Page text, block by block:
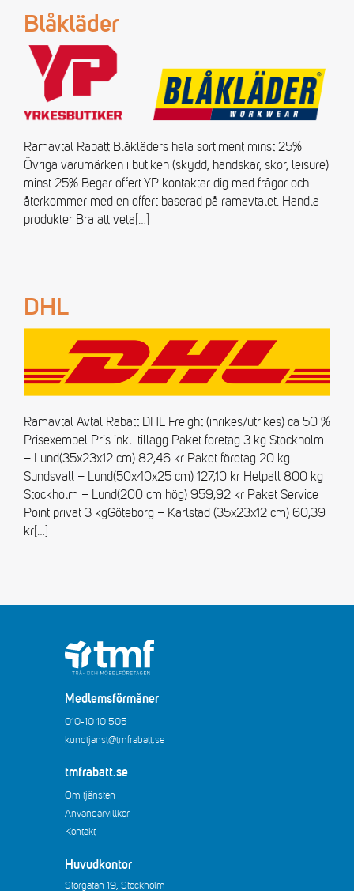
Blåkläder
Ramavtal Rabatt Blåkläders hela sortiment minst 25%
Övriga varumärken i butiken (skydd, handskar, skor, leisure)
minst 25% Begär offert YP kontaktar dig med frågor och
återkommer med en offert baserad på ramavtalet. Handla
produkter Bra att veta […]
DHL
Ramavtal Avtal Rabatt DHL Freight (inrikes/utrikes) ca 50 %
Prisexempel Pris inkl. tillägg Paket företag 3 kg Stockholm
– Lund(35x23x12 cm) 82,46 kr Paket företag 20 kg
Sundsvall – Lund(50x40x25 cm) 127,10 kr Helpall 800 kg
Stockholm – Lund(200 cm hög) 959,92 kr Paket Service
Point privat 3 kgGöteborg – Karlstad (35x23x12 cm) 60,39
kr […]
Medlemsförmåner
010-10 10 505
kundtjanst@tmfrabatt.se
tmfrabatt.se
Om tjänsten
Användarvillkor
Kontakt
Huvudkontor
Storgatan 19, Stockholm